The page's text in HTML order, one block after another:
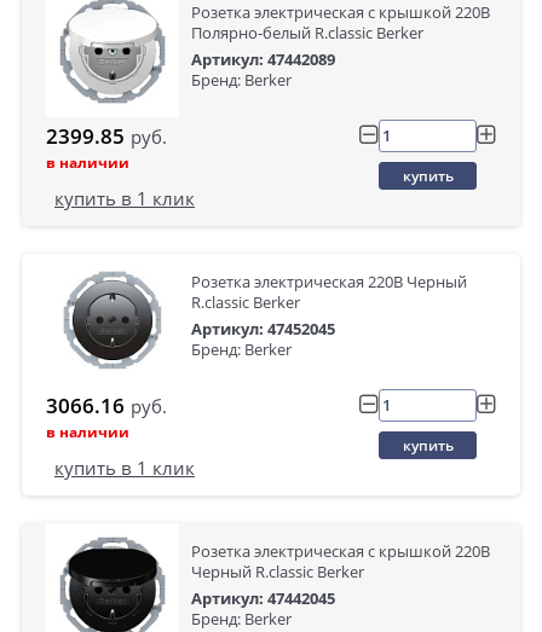
Розетка электрическая с крышкой 220В
Полярно-белый R.classic Berker
Артикул: 47442089
Бренд: Berker
2399.85 руб.
в наличии
купить
купить в 1 клик
Розетка электрическая 220В Черный
R.classic Berker
Артикул: 47452045
Бренд: Berker
3066.16 руб.
в наличии
купить
купить в 1 клик
Розетка электрическая с крышкой 220В
Черный R.classic Berker
Артикул: 47442045
Бренд: Berker